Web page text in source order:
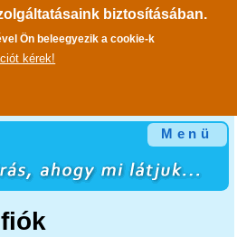
biztosításában.
Ön beleegyezik a cookie-k
kérek!
Menü